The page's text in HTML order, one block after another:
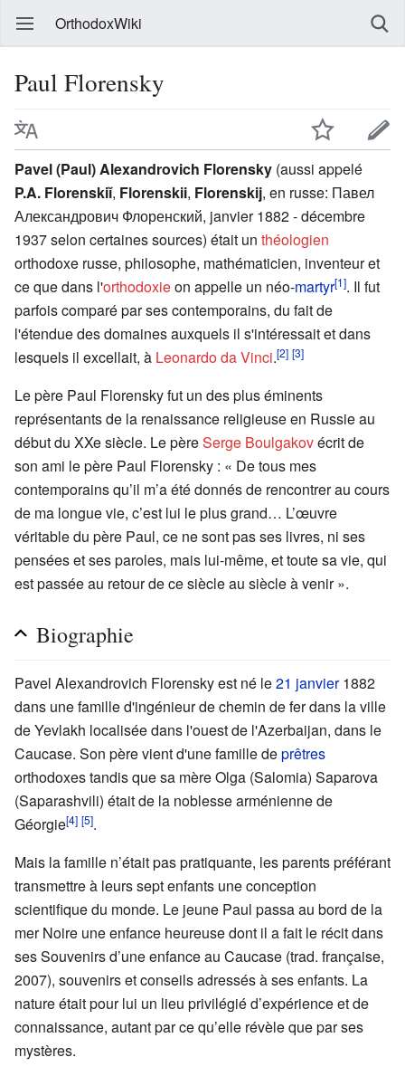
OrthodoxWiki
Paul Florensky
Pavel (Paul) Alexandrovich Florensky (aussi appelé
P.A. Florenskiĭ, Florenskii, Florenskij, en russe: Павел
Александрович Флоренский, janvier 1882 - décembre
1937 selon certaines sources) était un théologien
orthodoxe russe, philosophe, mathématicien, inventeur et
ce que dans l'orthodoxieon appelle un néo-martyr[1]. Il fut
parfois comparé par ses contemporains, du fait de
l'étendue des domaines auxquels il s'intéressait et dans
lesquels il excellait, à Leonardo da Vinci.[2] [3]
Le père Paul Florensky fut un des plus éminents
représentants de la renaissance religieuse en Russie au
début du XXe siècle. Le pèreSerge Boulgakovécrit de
son ami le père Paul Florensky : « De tous mes
contemporains qu’il m’a été donnés de rencontrer au cours
de ma longue vie, c’est lui le plus grand… L’œuvre
véritable du père Paul, ce ne sont pas ses livres, ni ses
pensées et ses paroles, mais lui-même, et toute sa vie, qui
est passée au retour de ce siècle au siècle à venir ».
Biographie
Pavel Alexandrovich Florensky est né le21 janvier1882
dans une famille d'ingénieur de chemin de fer dans la ville
de Yevlakh localisée dans l'ouest de l'Azerbaijan, dans le
Caucase. Son père vient d'une famille deprêtres
orthodoxes tandis que sa mère Olga (Salomia) Saparova
(Saparashvili) était de la noblesse arménienne de
Géorgie[4] [5].
Mais la famille n’était pas pratiquante, les parents préférant
transmettre à leurs sept enfants une conception
scientifique du monde. Le jeune Paul passa au bord de la
mer Noire une enfance heureuse dont il a fait le récit dans
ses Souvenirs d’une enfance au Caucase (trad. française,
2007), souvenirs et conseils adressés à ses enfants. La
nature était pour lui un lieu privilégié d’expérience et de
connaissance, autant par ce qu’elle révèle que par ses
mystères.